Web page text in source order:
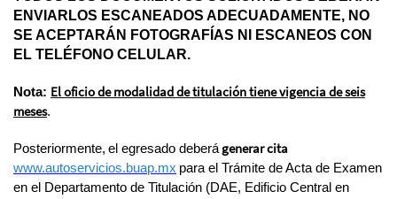
ENVIARLOS ESCANEADOS ADECUADAMENTE, NO
SE ACEPTARÁN FOTOGRAFÍAS NI ESCANEOS CON
EL TELÉFONO CELULAR.
Nota: El oficio de modalidad de titulación tiene vigencia de seis
meses.
Posteriormente, el egresado deberá generar cita
www.autoservicios.buap.mx para el Trámite de Acta de Examen
en el Departamento de Titulación (DAE, Edificio Central en